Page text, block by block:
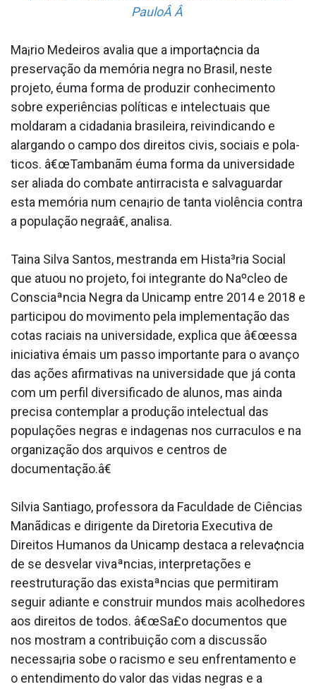
PauloÂ Â
Ma¡rio Medeiros avalia que a importa¢ncia da
preservação da memória negra no Brasil, neste
projeto, éuma forma de produzir conhecimento
sobre experiências políticas e intelectuais que
moldaram a cidadania brasileira, reivindicando e
alargando o campo dos direitos civis, sociais e pola­
ticos. â€œTambanãm éuma forma da universidade
ser aliada do combate antirracista e salvaguardar
esta memória num cena¡rio de tanta violência contra
a população negraâ€, analisa.
Taina Silva Santos, mestranda em Hista³ria Social
que atuou no projeto, foi integrante do Naºcleo de
Consciaªncia Negra da Unicamp entre 2014 e 2018 e
participou do movimento pela implementação das
cotas raciais na universidade, explica que â€œessa
iniciativa émais um passo importante para o avanço
das ações afirmativas na universidade que já conta
com um perfil diversificado de alunos, mas ainda
precisa contemplar a produção intelectual das
populações negras e inda­genas nos curra­culos e na
organização dos arquivos e centros de
documentação.â€
Silvia Santiago, professora da Faculdade de Ciências
Manãdicas e dirigente da Diretoria Executiva de
Direitos Humanos da Unicamp destaca a releva¢ncia
de se desvelar vivaªncias, interpretações e
reestruturação das existaªncias que permitiram
seguir adiante e construir mundos mais acolhedores
aos direitos de todos. â€œSa£o documentos que
nos mostram a contribuição com a discussão
necessa¡ria sobe o racismo e seu enfrentamento e
o entendimento do valor das vidas negras e a